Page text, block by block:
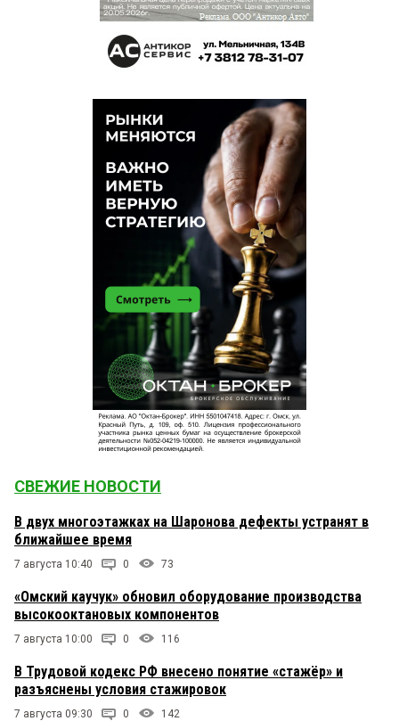
СВЕЖИЕ НОВОСТИ
В двух многоэтажках на Шаронова дефекты устранят в
ближайшее время
7 августа 10:40 0 73
«Омский каучук» обновил оборудование производства
высокооктановых компонентов
7 августа 10:00 0 116
В Трудовой кодекс РФ внесено понятие «стажёр» и
разъяснены условия стажировок
7 августа 09:30 0 142